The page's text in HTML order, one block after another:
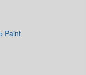
Paint